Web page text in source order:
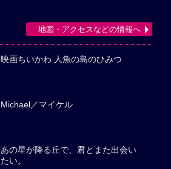
映画ちいかわ 人魚の島のひみつ
Michael／マイケル
あの星が降る丘で、君とまた出会い
たい。
地図・アクセスなどの情報へ